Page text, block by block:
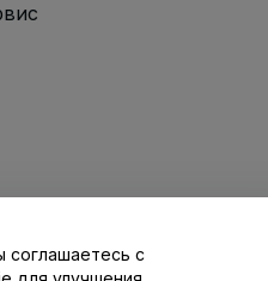
с нами
соглашаетесь с